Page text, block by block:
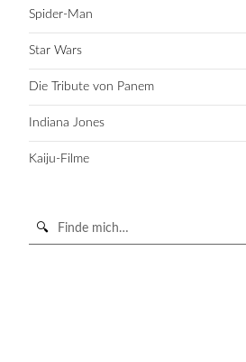
Spider-Man
Star Wars
Die Tribute von Panem
Indiana Jones
Kaiju-Filme
Suche